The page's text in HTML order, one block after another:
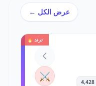
عرض الكل ←
ترند 🔥
⚔️